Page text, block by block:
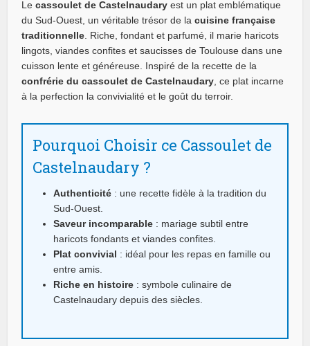
Lecassoulet de Castelnaudary est un plat emblématique
du Sud-Ouest, un véritable trésor de lacuisine française
traditionnelle . Riche, fondant et parfumé, il marie haricots
lingots, viandes confites et saucisses de Toulouse dans une
cuisson lente et généreuse. Inspiré de la recette de la
confrérie du cassoulet de Castelnaudary , ce plat incarne
à la perfection la convivialité et le goût du terroir.
Pourquoi Choisir ce Cassoulet de
Castelnaudary ?
Authenticité : une recette fidèle à la tradition du
Sud-Ouest.
Saveur incomparable : mariage subtil entre
haricots fondants et viandes confites.
Plat convivial : idéal pour les repas en famille ou
entre amis.
Riche en histoire : symbole culinaire de
Castelnaudary depuis des siècles.